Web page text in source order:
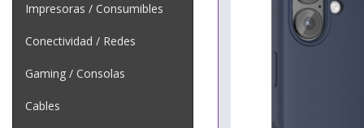
Impresoras / Consumibles
Conectividad / Redes
Gaming / Consolas
Cables